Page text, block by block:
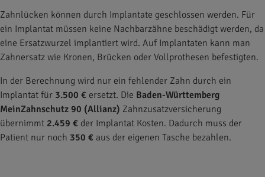
Zahnlücken können durch Implantate geschlossen werden. Für
ein Implantat müssen keine Nachbarzähne beschädigt werden, da
eine Ersatzwurzel implantiert wird. Auf Implantaten kann man
Zahnersatz wie Kronen, Brücken oder Vollprothesen befestigten.
In der Berechnung wird nur ein fehlender Zahn durch ein
Implantat für 3.500 € ersetzt. Die Baden-Württemberg
MeinZahnschutz 90 (Allianz) Zahnzusatzversicherung
übernimmt 2.459 € der Implantat Kosten. Dadurch muss der
Patient nur noch 350 € aus der eigenen Tasche bezahlen.